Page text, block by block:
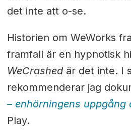
det inte att o-se.
Historien om WeWorks
framfall är en hypnotisk
WeCrashedär det inte. I
rekommenderar jag
– enhörningens uppgång
Play.